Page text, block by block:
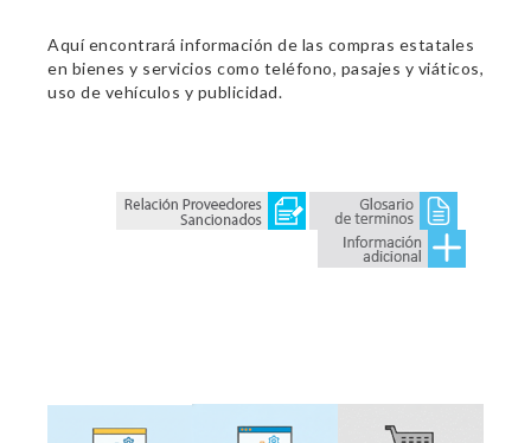
Aquí encontrará información de las compras estatales
en bienes y servicios como teléfono, pasajes y viáticos,
uso de vehículos y publicidad.